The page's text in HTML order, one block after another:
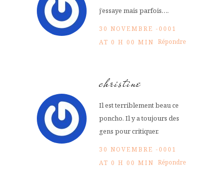
j’essaye mais parfois….
30 NOVEMBRE -0001
AT 0 H 00 MIN Répondre
christine
Il est terriblement beau ce
poncho. Il y a toujours des
gens pour critiquer.
30 NOVEMBRE -0001
AT 0 H 00 MIN Répondre